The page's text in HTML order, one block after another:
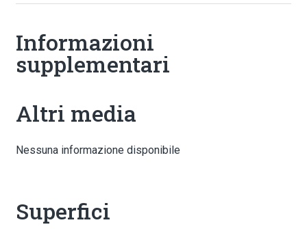
Informazioni
supplementari
Altri media
Nessuna informazione disponibile
Superfici